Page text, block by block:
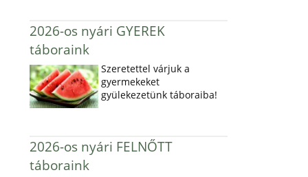
2026-os nyári GYEREK
táboraink
Szeretettel várjuk a
gyermekeket
gyülekezetünk táboraiba!
2026-os nyári FELNŐTT
táboraink